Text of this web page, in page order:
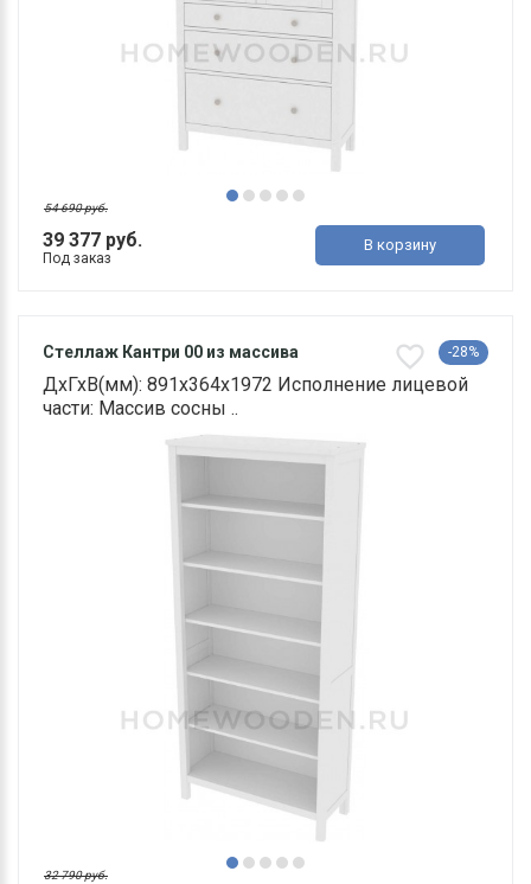
39 377 руб.
54 690 руб.
Под заказ
В корзину
Стеллаж Кантри 00 из массива -28%
ДхГхВ(мм): 891х364х1972 Исполнение лицевой
части: Массив сосны ..
32 790 руб.